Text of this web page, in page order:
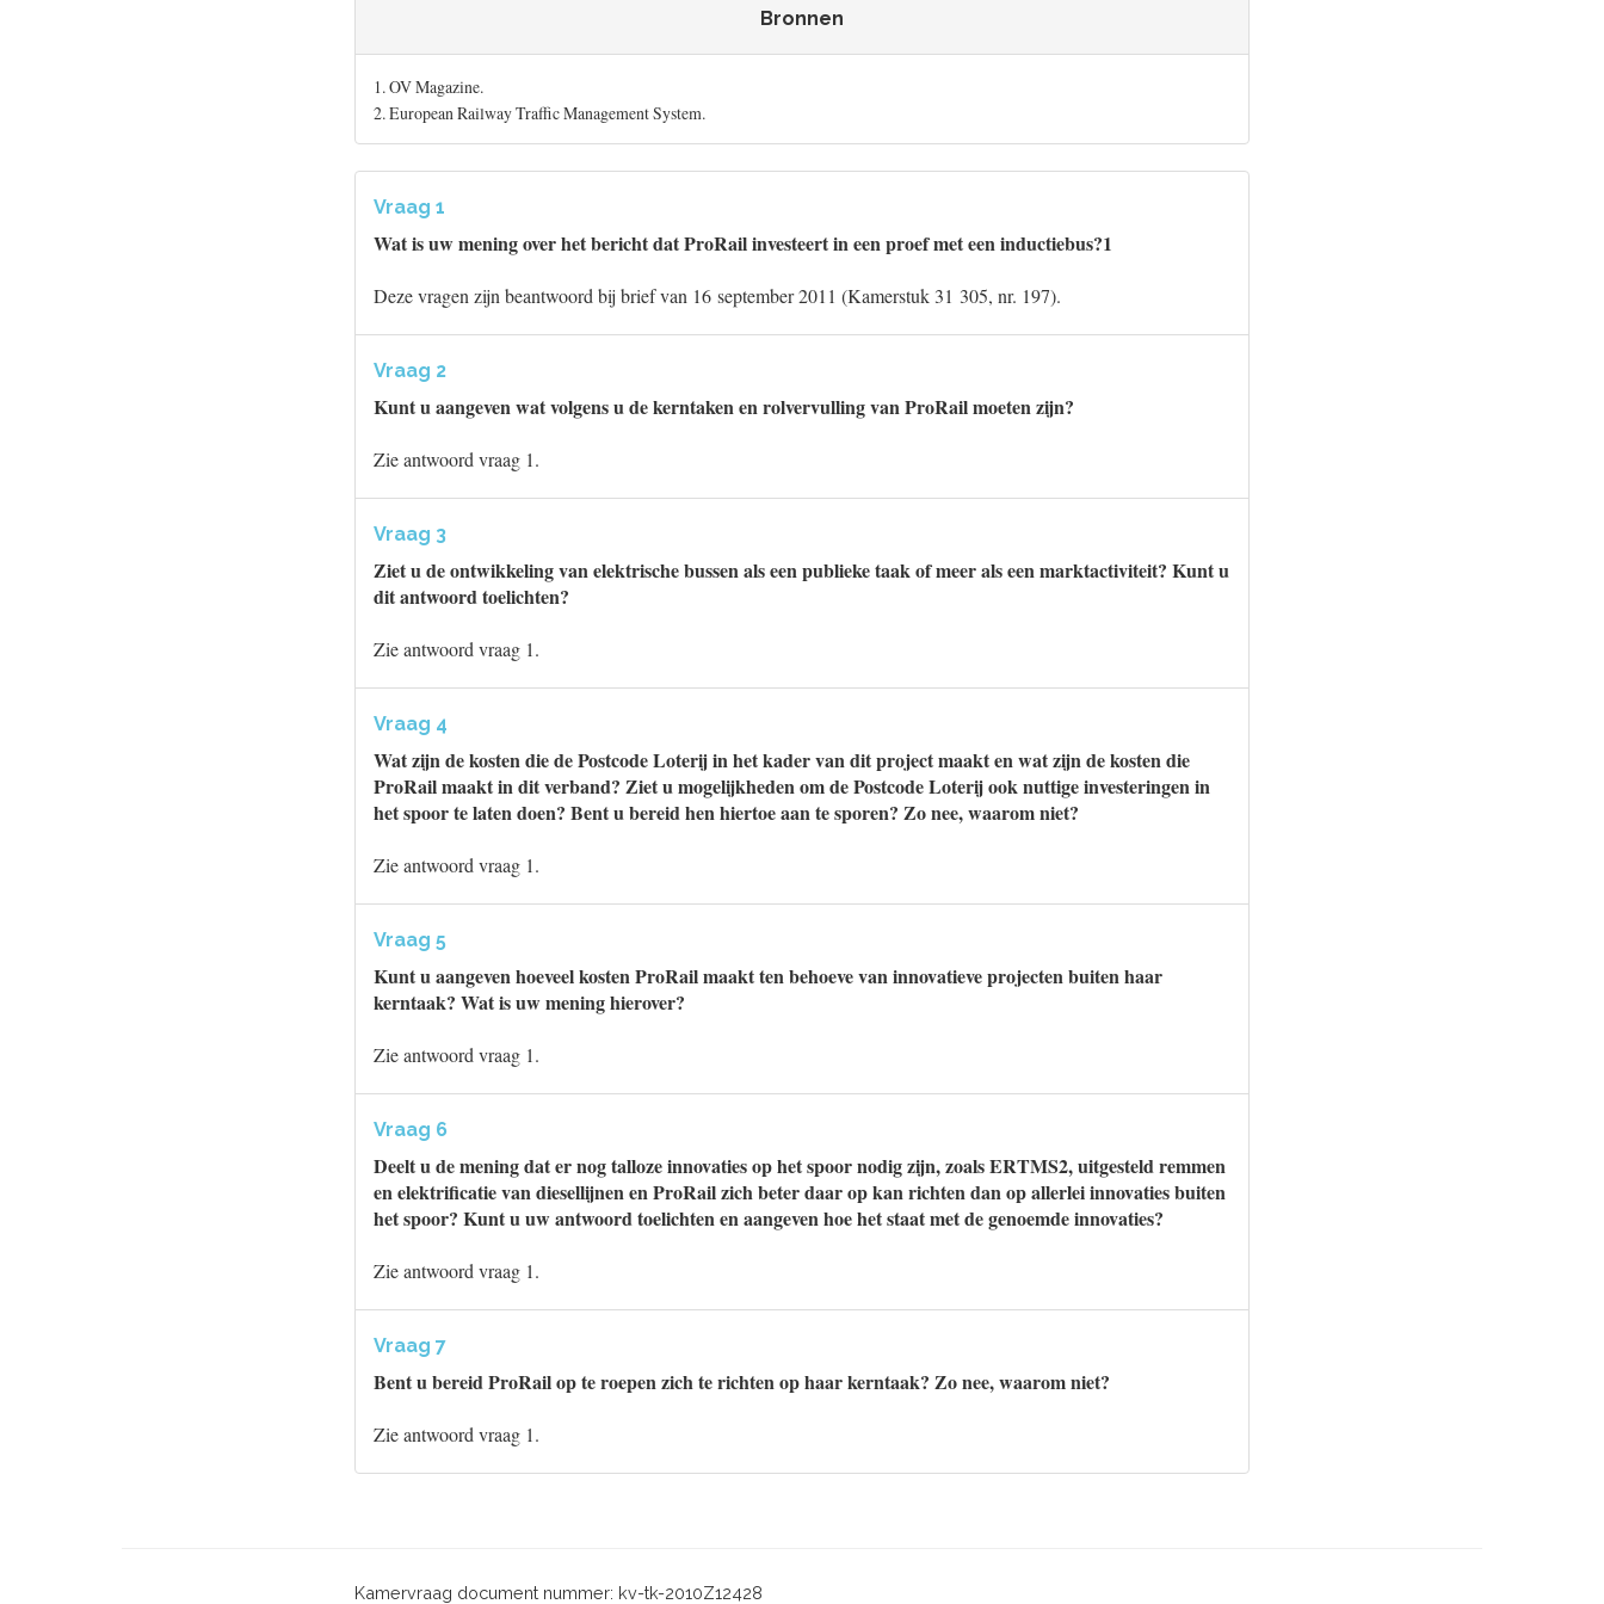
Bronnen
1. OV Magazine.
2. European Railway Traffic Management System.
Vraag 1
Wat is uw mening over het bericht dat ProRail investeert in een proef met een inductiebus?1
Deze vragen zijn beantwoord bij brief van 16 september 2011 (Kamerstuk 31 305, nr. 197).
Vraag 2
Kunt u aangeven wat volgens u de kerntaken en rolvervulling van ProRail moeten zijn?
Zie antwoord vraag 1.
Vraag 3
Ziet u de ontwikkeling van elektrische bussen als een publieke taak of meer als een marktactiviteit? Kunt u
dit antwoord toelichten?
Zie antwoord vraag 1.
Vraag 4
Wat zijn de kosten die de Postcode Loterij in het kader van dit project maakt en wat zijn de kosten die
ProRail maakt in dit verband? Ziet u mogelijkheden om de Postcode Loterij ook nuttige investeringen in
het spoor te laten doen? Bent u bereid hen hiertoe aan te sporen? Zo nee, waarom niet?
Zie antwoord vraag 1.
Vraag 5
Kunt u aangeven hoeveel kosten ProRail maakt ten behoeve van innovatieve projecten buiten haar
kerntaak? Wat is uw mening hierover?
Zie antwoord vraag 1.
Vraag 6
Deelt u de mening dat er nog talloze innovaties op het spoor nodig zijn, zoals ERTMS2, uitgesteld remmen
en elektrificatie van diesellijnen en ProRail zich beter daar op kan richten dan op allerlei innovaties buiten
het spoor? Kunt u uw antwoord toelichten en aangeven hoe het staat met de genoemde innovaties?
Zie antwoord vraag 1.
Vraag 7
Bent u bereid ProRail op te roepen zich te richten op haar kerntaak? Zo nee, waarom niet?
Zie antwoord vraag 1.
Kamervraag document nummer: kv-tk-2010Z12428